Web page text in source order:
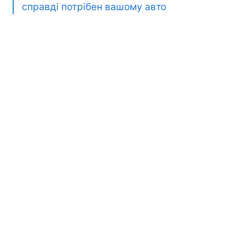
справді потрібен вашому авто